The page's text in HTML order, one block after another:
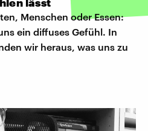
Menschen oder Essen:
ein diffuses Gefühl. In
wir heraus, was uns zu